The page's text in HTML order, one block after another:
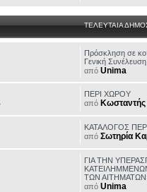
ΤΕΛΕΥΤΑΙΑ
Πρόσκληση σε
Γενική Συνέλευση
από Unima
ΠΕΡΙ ΧΩΡΟΥ
από Κωσταντής
ΚΑΤΑΛΟΓΟΣ
από Σωτηρία
ΓΙΑ ΤΗΝ
ΤΩΝ ΑΙΤΗΜΑΤΩΝ
από Unima